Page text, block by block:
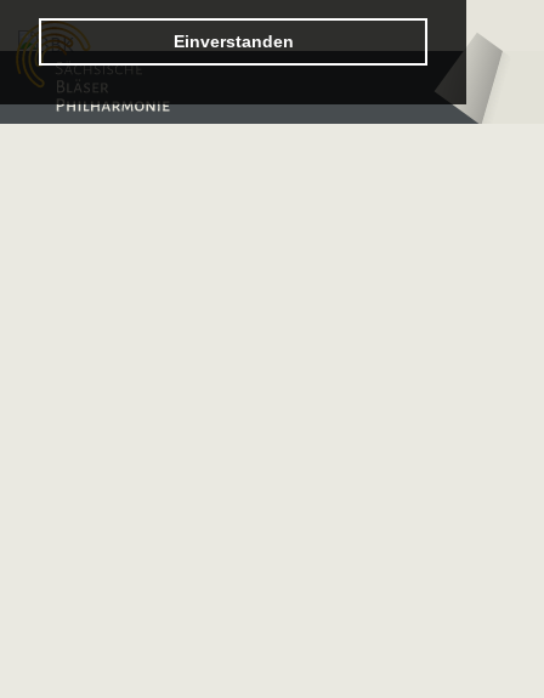
Einverstanden
Logo – Sächsische Bläserphilharmonie
Logo – Deutsche